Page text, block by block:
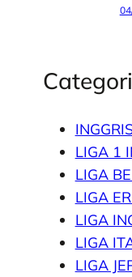
LIGA 1
LIGA
LIGA
LIGA
LIGA
LIGA